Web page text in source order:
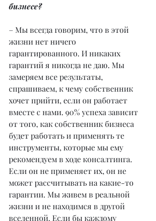
бизнесе?
– Мы всегда говорим, что в этой
жизни нет ничего
гарантированного. И никаких
гарантий я никогда не даю. Мы
замеряем все результаты,
спрашиваем, к чему собственник
хочет прийти, если он работает
вместе с нами. 90% успеха зависит
от того, как собственник бизнеса
будет работать и применять те
инструменты, которые мы ему
рекомендуем в ходе консалтинга.
Если он не применяет их, он не
может рассчитывать на какие-то
гарантии. Мы живем в реальной
жизни и не находимся в другой
вселенной. Если бы каждому